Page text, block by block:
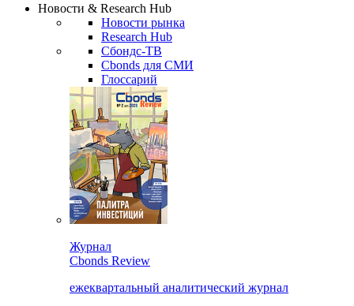
Новости & Research Hub
Новости рынка
Research Hub
Сбондс-ТВ
Cbonds для СМИ
Глоссарий
Журнал
Cbonds Review
ежеквартальный аналитический журнал